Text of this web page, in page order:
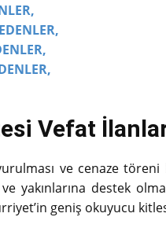
Vefat
ve cenaze
yakınlarına destek
geniş okuyucu